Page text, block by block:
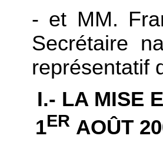
- et MM.
Secrétaire
représentatif
I.- LA MISE
1ER AOÛT